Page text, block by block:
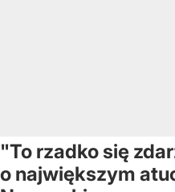
"To rzadko się
o największym